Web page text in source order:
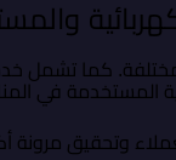
كما تشمل